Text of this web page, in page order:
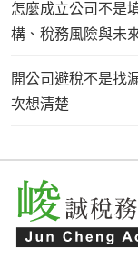
怎麼成立公司不是
構、稅務風險與未
開公司避稅不是找
次想清楚